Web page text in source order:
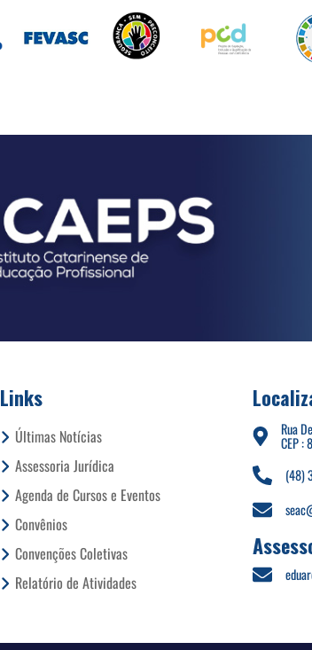
Links
Últimas Notícias
Assessoria Jurídica
Agenda de Cursos e Eventos
Convênios
Convenções Coletivas
Relatório de Atividades
Rua
CEP :
(48)